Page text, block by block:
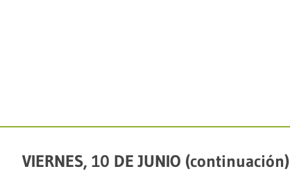
VIERNES, 10 DE JUNIO (continuación)